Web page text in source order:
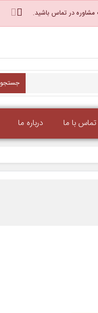
در تماس باشید.
جستجو
تماس با ما درباره ما